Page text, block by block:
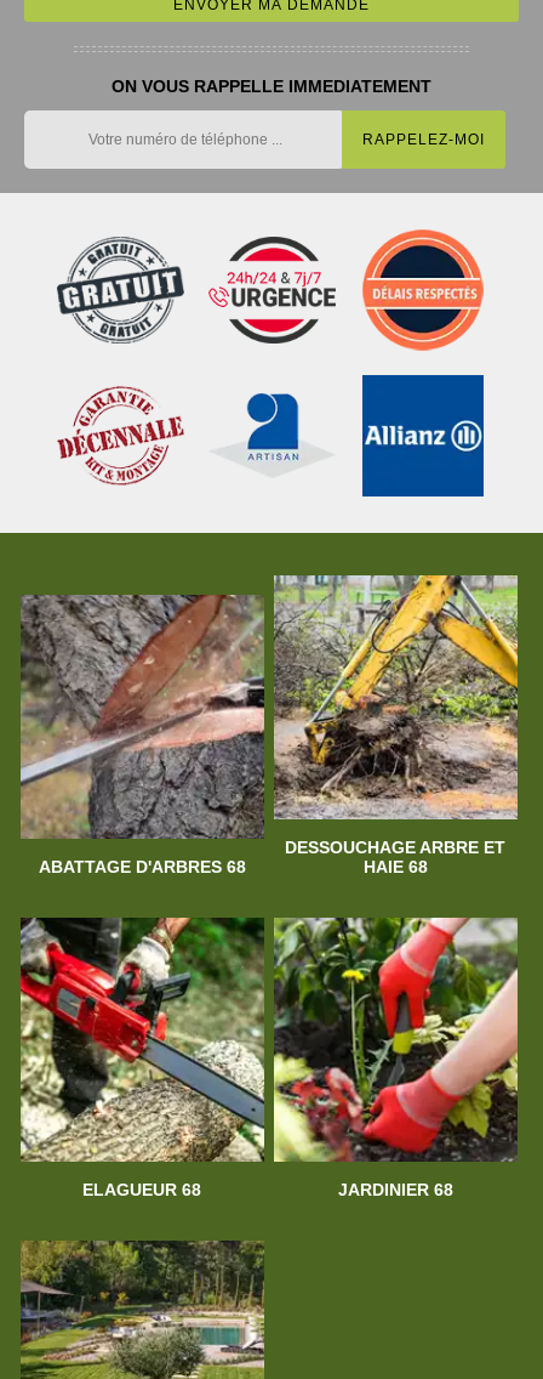
ON VOUS RAPPELLE IMMEDIATEMENT
ABATTAGE D'ARBRES 68
DESSOUCHAGE ARBRE ET
HAIE 68
ELAGUEUR 68 JARDINIER 68